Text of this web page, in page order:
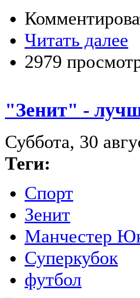
Читать далее
2979
"Зенит" -
Суббота, 30
Теги:
Спорт
Зенит
Манчестер
Суперкубок
футбол